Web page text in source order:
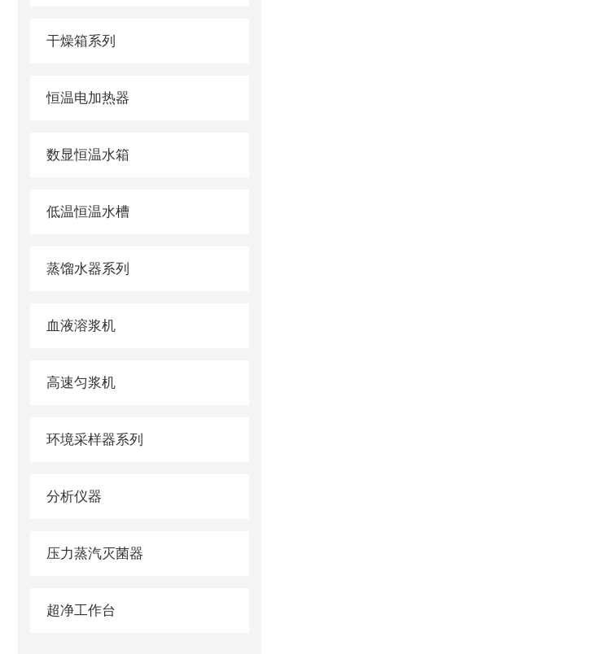
干燥箱系列
恒温电加热器
数显恒温水箱
低温恒温水槽
蒸馏水器系列
血液溶浆机
高速匀浆机
环境采样器系列
分析仪器
压力蒸汽灭菌器
超净工作台